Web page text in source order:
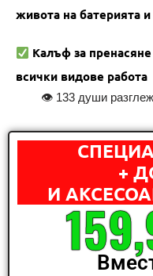
живота на батерията
Калъф за
всички видове работа
👁 133 души
+
И